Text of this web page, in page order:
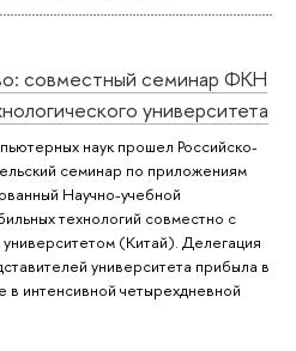
совместный семинар ФКН
университета
наук прошел Российско-
семинар по приложениям
Научно-учебной
технологий совместно с
(Китай). Делегация
университета прибыла в
в интенсивной четырехдневной